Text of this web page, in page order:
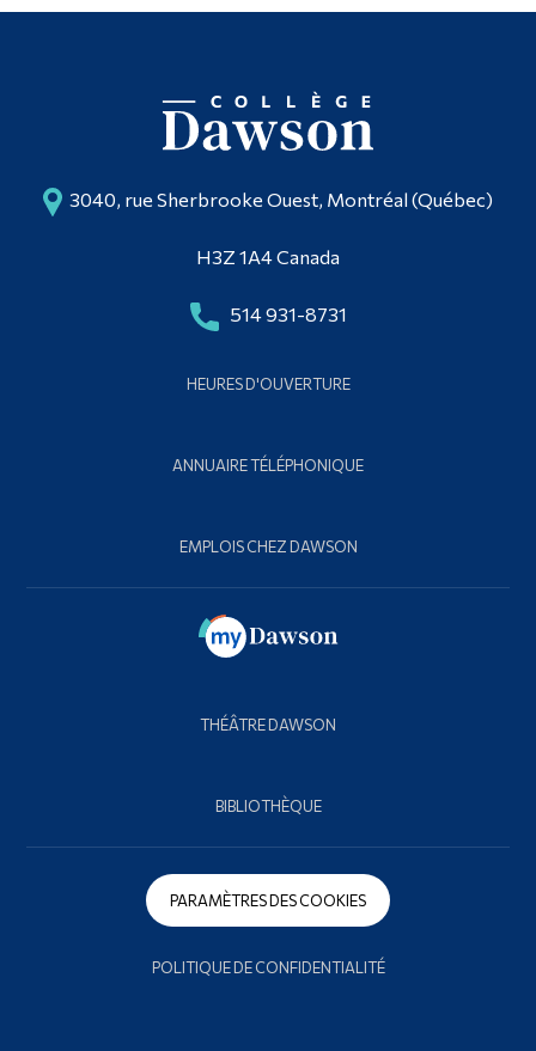
3040, rue Sherbrooke Ouest, Montréal (Québec)
H3Z 1A4 Canada
514 931-8731
HEURES D'OUVERTURE
ANNUAIRE TÉLÉPHONIQUE
EMPLOIS CHEZ DAWSON
THÉÂTRE DAWSON
BIBLIOTHÈQUE
PARAMÈTRES DES COOKIES
POLITIQUE DE CONFIDENTIALITÉ